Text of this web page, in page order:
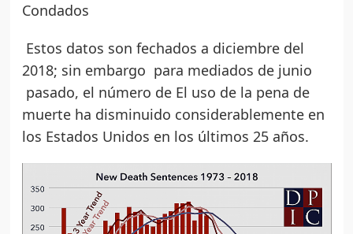
Condados
Estos datos son fechados a diciembre del
2018; sin embargo para mediados de junio
pasado, el número de El uso de la pena de
muerte ha disminuido considerablemente en
los Estados Unidos en los últimos 25 años.